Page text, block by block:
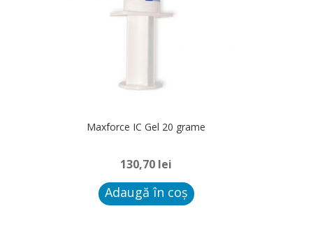
Maxforce IC Gel 20 grame
130,70 lei
Adaugă în coș